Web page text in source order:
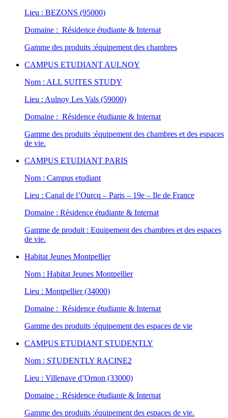
Lieu : BEZONS (95000)
Domaine : Résidence étudiante & Internat
Gamme des produits :équipement des chambres
CAMPUS ETUDIANT AULNOY
Nom : ALL SUITES STUDY
Lieu : Aulnoy Les Vals (59000)
Domaine : Résidence étudiante & Internat
Gamme des produits :équipement des chambres et des espaces
de vie.
CAMPUS ETUDIANT PARIS
Nom : Campus etudiant
Lieu : Canal de l’Ourcq – Paris – 19e – Ile de France
Domaine : Résidence étudiante & Internat
Gamme de produit : Equipement des chambres et des espaces
de vie.
Habitat Jeunes Montpellier
Nom : Habitat Jeunes Montpellier
Lieu : Montpellier (34000)
Domaine : Résidence étudiante & Internat
Gamme des produits :équipement des espaces de vie
CAMPUS ETUDIANT STUDENTLY
Nom : STUDENTLY RACINE2
Lieu : Villenave d’Ornon (33000)
Domaine : Résidence étudiante & Internat
Gamme des produits :équipement des espaces de vie.